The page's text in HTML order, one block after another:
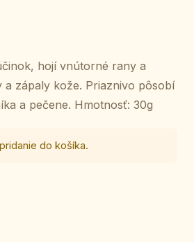
hojí vnútorné rany a
a zápaly kože. Priaznivo pôsobí
a pečene. Hmotnosť: 30g
do košíka.